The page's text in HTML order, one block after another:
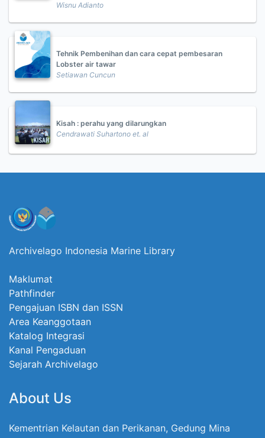
Wisnu Adianto
Tehnik Pembenihan dan cara cepat pembesaran
Lobster air tawar
Setiawan Cuncun
Kisah : perahu yang dilarungkan
Cendrawati Suhartono et. al
Archivelago Indonesia Marine Library
Maklumat
Pathfinder
Pengajuan ISBN dan ISSN
Area Keanggotaan
Katalog Integrasi
Kanal Pengaduan
Sejarah Archivelago
About Us
Kementrian Kelautan dan Perikanan, Gedung Mina